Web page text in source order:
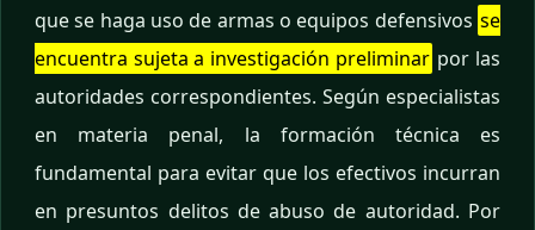
que se haga uso de armas o equipos defensivos se
encuentra sujeta a investigación preliminar por las
autoridades correspondientes. Según especialistas
en materia penal, la formación técnica es
fundamental para evitar que los efectivos incurran
en presuntos delitos de abuso de autoridad. Por